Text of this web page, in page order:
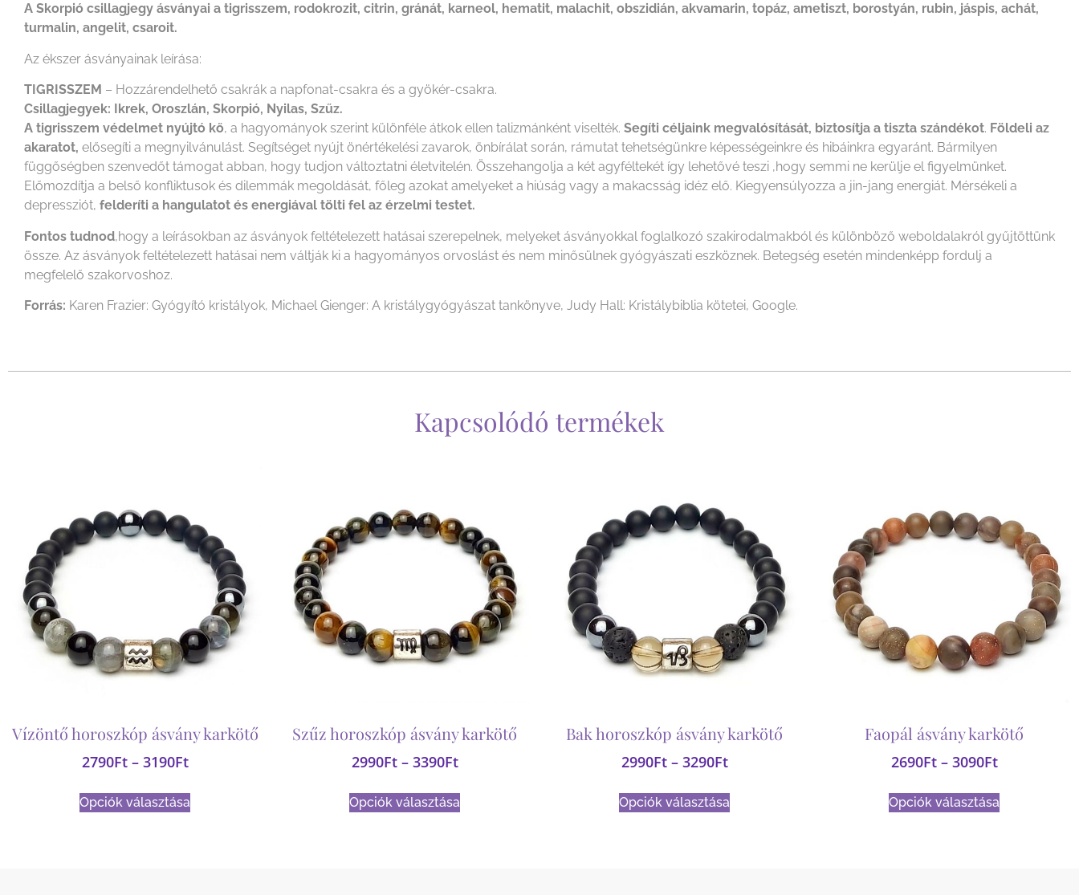
A Skorpió csillagjegy ásványai a tigrisszem, rodokrozit, citrin, gránát, karneol, hematit, malachit, obszidián, akvamarin, topáz, ametiszt, borostyán, rubin, jáspis, achát,
turmalin, angelit, csaroit.
Az ékszer ásványainak leírása:
TIGRISSZEM – Hozzárendelhető csakrák a napfonat-csakra és a gyökér-csakra.
Csillagjegyek: Ikrek, Oroszlán, Skorpió, Nyilas, Szűz.
A tigrisszem védelmet nyújtó kő, a hagyományok szerint különféle átkok ellen talizmánként viselték. Segíti céljaink megvalósítását, biztosítja a tiszta szándékot. Földeli az
akaratot, elősegíti a megnyilvánulást. Segítséget nyújt önértékelési zavarok, önbírálat során, rámutat tehetségünkre képességeinkre és hibáinkra egyaránt. Bármilyen
függőségben szenvedőt támogat abban, hogy tudjon változtatni életvitelén. Összehangolja a két agyféltekét így lehetővé teszi ,hogy semmi ne kerülje el figyelmünket.
Előmozdítja a belső konfliktusok és dilemmák megoldását, főleg azokat amelyeket a hiúság vagy a makacsság idéz elő. Kiegyensúlyozza a jin-jang energiát. Mérsékeli a
depressziót, felderíti a hangulatot és energiával tölti fel az érzelmi testet.
Fontos tudnod,hogy a leírásokban az ásványok feltételezett hatásai szerepelnek, melyeket ásványokkal foglalkozó szakirodalmakból és különböző weboldalakról gyűjtöttünk
össze. Az ásványok feltételezett hatásai nem váltják ki a hagyományos orvoslást és nem minősülnek gyógyászati eszköznek. Betegség esetén mindenképp fordulj a
megfelelő szakorvoshoz.
Forrás: Karen Frazier: Gyógyító kristályok, Michael Gienger: A kristálygyógyászat tankönyve, Judy Hall: Kristálybiblia kötetei, Google.
Kapcsolódó termékek
Vízöntő horoszkóp ásvány karkötő
2790Ft – 3190Ft
Opciók választása
Szűz horoszkóp ásvány karkötő
2990Ft – 3390Ft
Opciók választása
Bak horoszkóp ásvány karkötő
2990Ft – 3290Ft
Opciók választása
Faopál ásvány karkötő
2690Ft – 3090Ft
Opciók választása